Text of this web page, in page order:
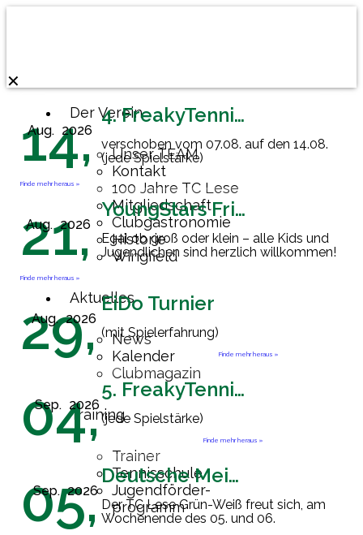
✕
Der Verein
Unser TEAM
Kontakt
100 Jahre TC Lese
Mitgliedschaft
Clubgastronomie
Historie
Wingfield
Aktuelles
News
Kalender
Clubmagazin
Training
Trainer
Tennisschule
Jugendförder-
programm
Aug.
14,
2026
4. FreakyTennisFriday
verschoben vom 07.08. auf den 14.08.
(jede Spielstärke)
Finde mehr heraus »
Aug.
21,
2026
YoungStars Friday
Egal ob groß oder klein – alle Kids und
Jugendlichen sind herzlich willkommen!
Finde mehr heraus »
Aug.
29,
2026
EiDo Turnier
(mit Spielerfahrung)
Finde mehr heraus »
Sep.
04,
2026
5. FreakyTennisFriday
(jede Spielstärke)
Finde mehr heraus »
Sep.
05,
2026
Deutsche Meisterschaft Herren 60
Der TC Lese Grün-Weiß freut sich, am
Wochenende des 05. und 06.